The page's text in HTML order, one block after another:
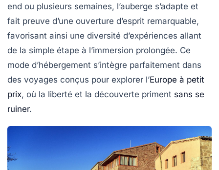
end ou plusieurs semaines, l’auberge s’adapte et
fait preuve d’une ouverture d’esprit remarquable,
favorisant ainsi une diversité d’expériences allant
de la simple étape à l’immersion prolongée. Ce
mode d’hébergement s’intègre parfaitement dans
des voyages conçus pour explorer l’Europe à petit
prix, où la liberté et la découverte priment sans se
ruiner.